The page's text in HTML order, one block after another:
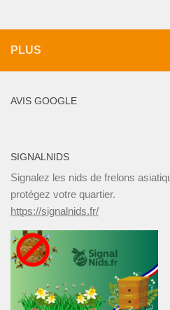
PLUS
AVIS GOOGLE
SIGNALNIDS
Signalez les nids de frelons
protégez votre quartier.
https://signalnids.fr/